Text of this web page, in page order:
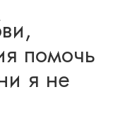
помочь
я не